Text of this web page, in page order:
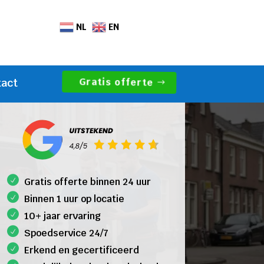
NL EN
Gratis offerte
Gratis offerte binnen 24 uur
Binnen 1 uur op locatie
10+ jaar ervaring
Spoedservice 24/7
Erkend en gecertificeerd